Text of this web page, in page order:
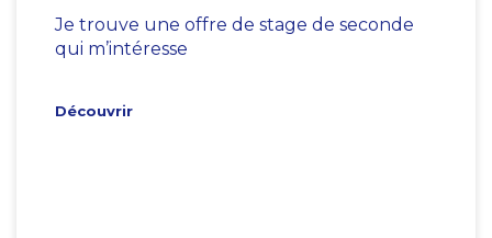
Je trouve une offre de stage de seconde
qui m’intéresse
Découvrir